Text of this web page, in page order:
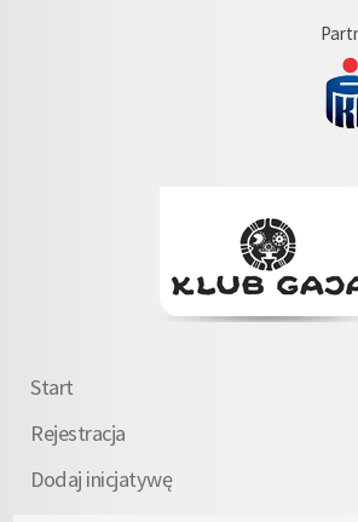
Start
Rejestracja
Dodaj inicjatywę